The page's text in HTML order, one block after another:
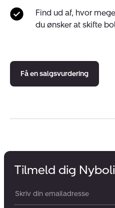
Find ud af, hvor
du ønsker at skifte
Få en salgsvurdering
Tilmeld dig
Din email: